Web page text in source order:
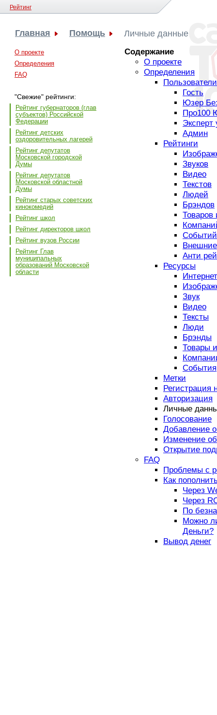
Рейтинг
Главная Помощь Личные данные
О проекте
Определения
FAQ
"Свежие" рейтинги:
Рейтинг губернаторов (глав
субъектов) Российской
Федерации
Рейтинг детских
оздоровительных лагерей
Рейтинг депутатов
Московской городской
Думы
Рейтинг депутатов
Московской областной
Думы
Рейтинг старых советских
кинокомедий
Рейтинг школ
Рейтинг директоров школ
Рейтинг вузов России
Рейтинг Глав
муниципальных
образований Московской
области
Содержание
О проекте
Определения
Пользователи
Гость
Юзер
Про100
Эксперт
Админ
Рейтинги
Звуков
Видео
Текстов
Людей
Брэндов
Товаров
Событий
Анти
Ресурсы
Звук
Видео
Тексты
Люди
Брэнды
Товары
События
Метки
Регистрация
Авторизация
Личные
Голосование
Добавление
Изменение
Открытие
FAQ
Проблемы с
Как
Через
Через
По
Можно
Деньги?
Вывод денег